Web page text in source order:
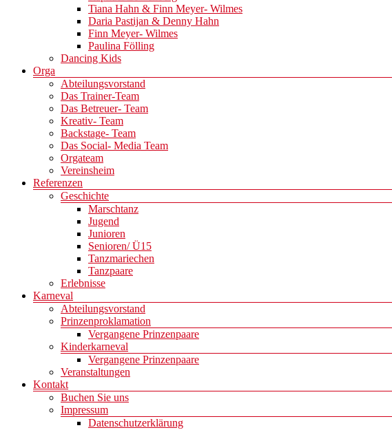
Tiana Hahn & Finn Meyer- Wilmes
Daria Pastijan & Denny Hahn
Finn Meyer- Wilmes
Paulina Fölling
Dancing Kids
Orga
Abteilungsvorstand
Das Trainer-Team
Das Betreuer- Team
Kreativ- Team
Backstage- Team
Das Social- Media Team
Orgateam
Vereinsheim
Referenzen
Geschichte
Marschtanz
Jugend
Junioren
Senioren/ Ü15
Tanzmariechen
Tanzpaare
Erlebnisse
Karneval
Abteilungsvorstand
Prinzenproklamation
Vergangene Prinzenpaare
Kinderkarneval
Vergangene Prinzenpaare
Veranstaltungen
Kontakt
Buchen Sie uns
Impressum
Datenschutzerklärung